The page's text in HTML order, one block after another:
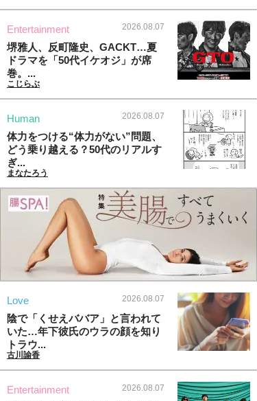
Entertainment 2026.08.07
堺雅人、反町隆史、GACKT…夏
ドラマを「50代イケオジ」が席
巻。...
こじらぶ
Human 2026.08.07
体力をつける“体力がない”問題、
どう乗り越える？50代のリアルす
ぎ...
まなたろう
Love 2026.08.07
陰で「くせえババア」と言われて
いた…年下彼氏のウラの顔を知り
トラウ...
古川諭香
Entertainment 2026.08.07